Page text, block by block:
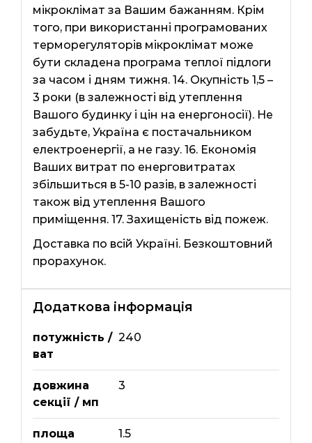
мікроклімат за Вашим бажанням. Крім
того, при використанні програмованих
терморегуляторів мікроклімат може
бути складена програма теплої підлоги
за часом і дням тижня. 14. Окупність 1,5 –
3 роки (в залежності від утеплення
Вашого будинку і цін на енергоносії). Не
забудьте, Україна є постачальником
електроенергії, а не газу. 16. Економія
Ваших витрат по енерговитратах
збільшиться в 5-10 разів, в залежності
також від утеплення Вашого
приміщення. 17. Захищеність від пожеж.
Доставка по всій Україні. Безкоштовний
прорахунок.
Додаткова інформація
потужність /
ват
240
довжина
секції / мп
3
площа
1.5